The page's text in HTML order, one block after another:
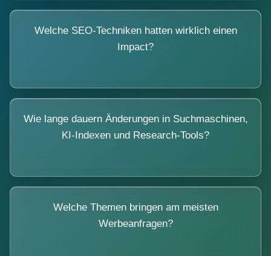
Welche SEO-Techniken hatten wirklich einen
Impact?
Wie lange dauern Änderungen in Suchmaschinen,
KI-Indexen und Research-Tools?
Welche Themen bringen am meisten
Werbeanfragen?